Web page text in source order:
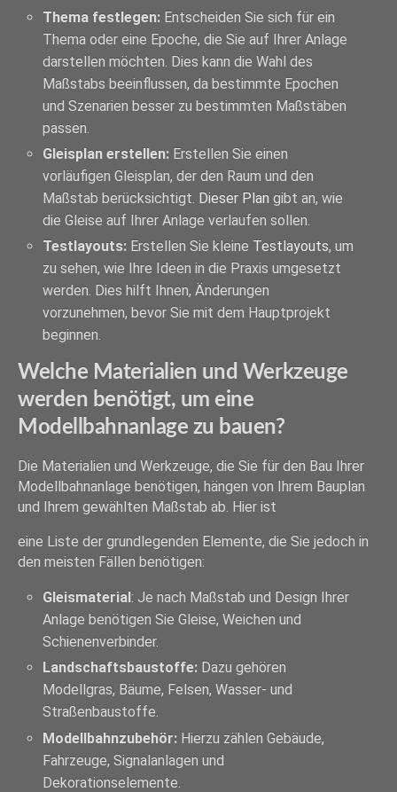
Thema festlegen: Entscheiden Sie sich für ein
Thema oder eine Epoche, die Sie auf Ihrer Anlage
darstellen möchten. Dies kann die Wahl des
Maßstabs beeinflussen, da bestimmte Epochen
und Szenarien besser zu bestimmten Maßstäben
passen.
Gleisplan erstellen: Erstellen Sie einen
vorläufigen Gleisplan, der den Raum und den
Maßstab berücksichtigt. Dieser Plan gibt an, wie
die Gleise auf Ihrer Anlage verlaufen sollen.
Testlayouts: Erstellen Sie kleine Testlayouts, um
zu sehen, wie Ihre Ideen in die Praxis umgesetzt
werden. Dies hilft Ihnen, Änderungen
vorzunehmen, bevor Sie mit dem Hauptprojekt
beginnen.
Welche Materialien und Werkzeuge
werden benötigt, um eine
Modellbahnanlage zu bauen?
Die Materialien und Werkzeuge, die Sie für den Bau Ihrer
Modellbahnanlage benötigen, hängen von Ihrem Bauplan
und Ihrem gewählten Maßstab ab. Hier ist
eine Liste der grundlegenden Elemente, die Sie jedoch in
den meisten Fällen benötigen:
Gleismaterial: Je nach Maßstab und Design Ihrer
Anlage benötigen Sie Gleise, Weichen und
Schienenverbinder.
Landschaftsbaustoffe: Dazu gehören
Modellgras, Bäume, Felsen, Wasser- und
Straßenbaustoffe.
Modellbahnzubehör: Hierzu zählen Gebäude,
Fahrzeuge, Signalanlagen und
Dekorationselemente.